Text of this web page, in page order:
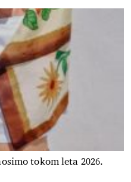
tokom leta 2026.